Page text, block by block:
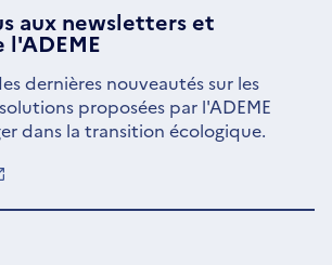
aux newsletterset
l'ADEME
dernières nouveautés sur les
proposées par l'ADEME
dans la transition écologique.
UNE